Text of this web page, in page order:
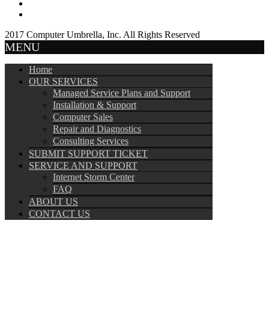
2017 Computer Umbrella, Inc. All Rights Reserved
MENU
Home
OUR SERVICES
Managed Service Plans and Support
Installation & Support
Computer Sales
Repair and Diagnostics
Consulting Services
SUBMIT SUPPORT TICKET
SERVICE AND SUPPORT
Internet Storm Center
FAQ
ABOUT US
CONTACT US